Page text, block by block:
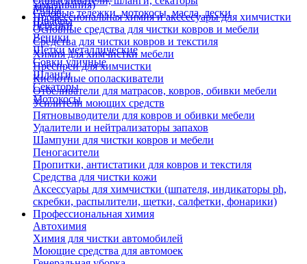
Мопы
Швабры
Садовые тележки, мотокосы, масла, лески
Черенки
Веники
Щетки металлические
Совки уличные
Шланги
Секаторы
Мотокосы
замачивания)
Профессиональная химия и акссесуары для химчистки
Основные средства для чистки ковров и мебели
Средства для чистки ковров и текстиля
Химия для химчистки мебели
Преспреи для химчистки
Кислотные ополаскиватели
Отбеливатели для матрасов, ковров, обивки мебели
Усилители моющих средств
Пятновыводители для ковров и обивки мебели
Удалители и нейтрализаторы запахов
Шампуни для чистки ковров и мебели
Пеногасители
Пропитки, антистатики для ковров и текстиля
Средства для чистки кожи
Аксессуары для химчистки (шпателя, индикаторы ph,
скребки, распылители, щетки, салфетки, фонарики)
Профессиональная химия
Автохимия
Химия для чистки автомобилей
Моющие средства для автомоек